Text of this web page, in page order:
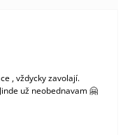
, vždycky zavolají.
už neobednavam 🤗